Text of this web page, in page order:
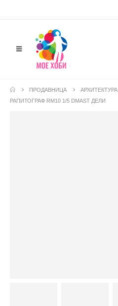
ПРОДАВНИЦА АРХИТЕКТУРА
РАПИТОГРАФ RM10 1/5 DMAST ДЕЛИ